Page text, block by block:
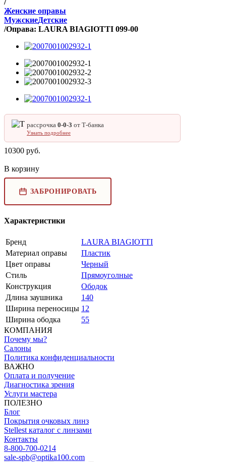
/
Женские оправы
МужскиеДетские
/Оправа: LAURA BIAGIOTTI 099-00
рассрочка 0‑0‑3 от Т‑банка
Узнать подробнее
10300 руб.
В корзину
ЗАБРОНИРОВАТЬ
Характеристики
Бренд
LAURA BIAGIOTTI
Материал оправы
Пластик
Цвет оправы
Черный
Стиль
Прямоуголные
Конструкция
Ободок
Длина заушника
140
Ширина переносицы 12
Ширина ободка
55
КОМПАНИЯ
Почему мы?
Салоны
Политика конфиденциальности
ВАЖНО
Оплата и получение
Диагностика зрения
Услуги мастера
ПОЛЕЗНО
Блог
Покрытия очковых линз
Stellest каталог с линзами
Контакты
8-800-700-0214
sale-spb@optika100.com